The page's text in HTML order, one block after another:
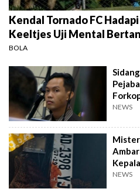
Kendal Tornado FC
Keeltjes Uji Mental
BOLA
NEWS
Darah
NEWS